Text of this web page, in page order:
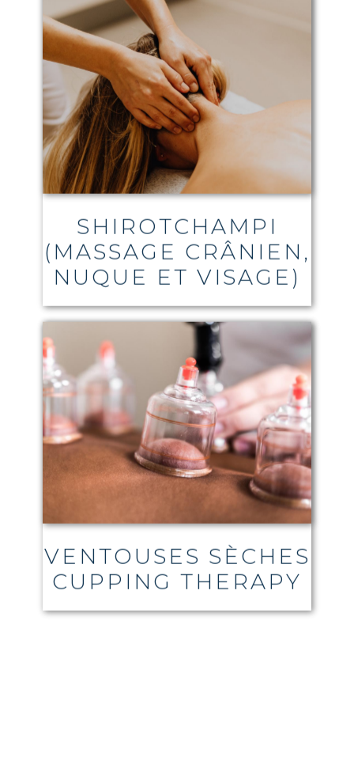
SHIROTCHAMPI
(MASSAGE CRÂNIEN,
NUQUE ET VISAGE)
VENTOUSES SÈCHES
CUPPING THERAPY